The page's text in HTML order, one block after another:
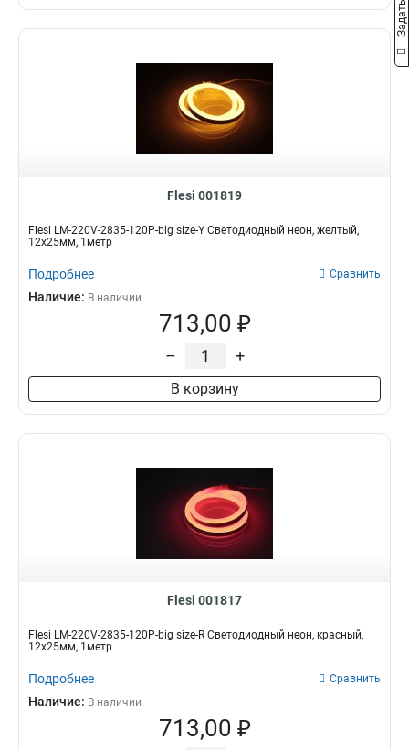
Flesi 001819
Flesi LM-220V-2835-120P-big size-Y Светодиодный неон, желтый,
12х25мм, 1метр
Подробнее Сравнить
Наличие: В наличии
713,00 ₽
– +
В корзину
Flesi 001817
Flesi LM-220V-2835-120P-big size-R Светодиодный неон, красный,
12х25мм, 1метр
Подробнее Сравнить
Наличие: В наличии
713,00 ₽